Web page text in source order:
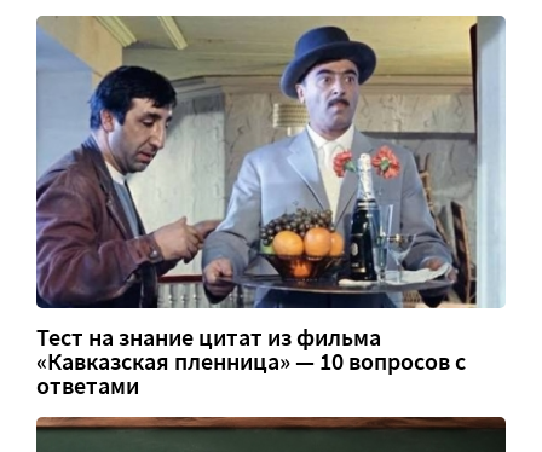
Тест на знание цитат из фильма
«Кавказская пленница» — 10 вопросов с
ответами